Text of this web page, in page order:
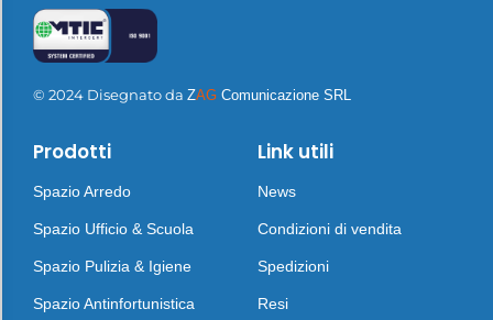
© 2024 Disegnato da ZAG Comunicazione SRL
Prodotti
Spazio Arredo
Spazio Ufficio & Scuola
Spazio Pulizia & Igiene
Spazio Antinfortunistica
Link utili
News
Condizioni di vendita
Spedizioni
Resi